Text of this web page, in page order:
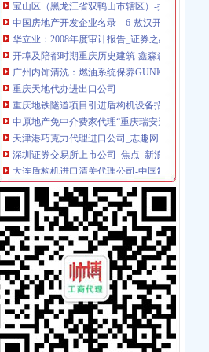
中国房地产开发企业名录—6-敖汉开发区招商
华立业：2008年度审计报告_证券之星
开埠及陪都时期重庆历史建筑-鑫森淼垚
广州内饰清洗：燃油系统保养GUNKM2616-油
重庆天地代办进出口公司
重庆地铁隧道项目引进盾构机设备招标报关代
中原地产免中介费家代理“重庆瑞安天地”-房产
天津港巧克力代理进口公司_志趣网
深圳证券交易所上市公司_焦点_新浪财经_新浪
大连盾构机进口清关代理公司-中国制造交易网
重庆进口美国咖啡清关运输到成都需要多长时
青岛饮料代理公司-青岛饮料代理厂家-|必途青
香港进口花王眼罩清关到重庆】国际进口物流,
中原地产免中介费家代理“重庆瑞安天地”-房产
专业代理DHL出口到尼泊尔空运到尼泊尔EMS
朝天门代办进出口公司
重庆蝶丽人贸易有限公司2017新招聘信息_电话
重庆重庆西源商标代理有限公司附近酒店【携
重庆国际货运专线：渝新欧进口平行车运输清
【重庆朝天门易碎品物流_易碎品运输价格_易
重庆朝天门火锅加盟,重庆朝天门火锅代理,重